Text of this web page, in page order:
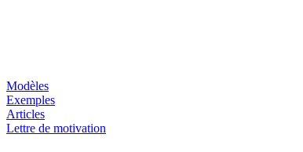
Modèles
Exemples
Articles
Lettre de motivation